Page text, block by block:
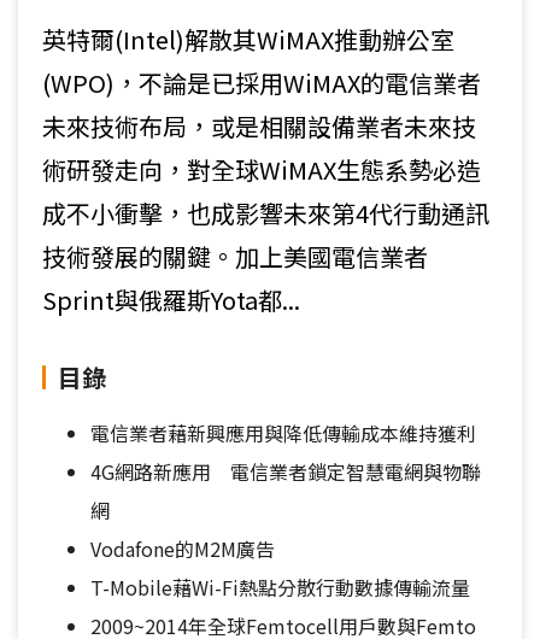
英特爾(Intel)解散其WiMAX推動辦公室
(WPO)，不論是已採用WiMAX的電信業者
未來技術布局，或是相關設備業者未來技
術研發走向，對全球WiMAX生態系勢必造
成不小衝擊，也成影響未來第4代行動通訊
技術發展的關鍵。加上美國電信業者
Sprint與俄羅斯Yota都...
目錄
電信業者藉新興應用與降低傳輸成本維持獲利
4G網路新應用 電信業者鎖定智慧電網與物聯
網
Vodafone的M2M廣告
T-Mobile藉Wi-Fi熱點分散行動數據傳輸流量
2009~2014年全球Femtocell用戶數與Femto